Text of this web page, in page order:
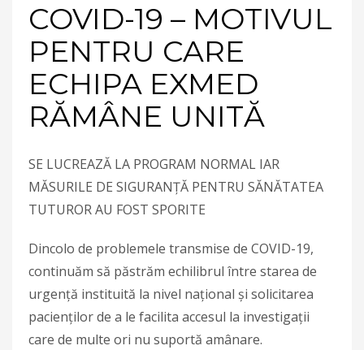
COVID-19 – MOTIVUL
PENTRU CARE
ECHIPA EXMED
RĂMÂNE UNITĂ
SE LUCREAZĂ LA PROGRAM NORMAL IAR
MĂSURILE DE SIGURANŢĂ PENTRU SĂNĂTATEA
TUTUROR AU FOST SPORITE
Dincolo de problemele transmise de COVID-19,
continuăm să păstrăm echilibrul între starea de
urgenţă instituită la nivel naţional şi solicitarea
pacienţilor de a le facilita accesul la investigaţii
care de multe ori nu suportă amânare.